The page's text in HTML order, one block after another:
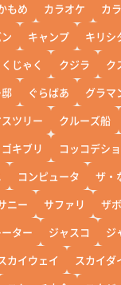
もめ カラオケ カ
キャンプ キリシ
くじゃく クジラ ク
ぐらばあ グラマ
ツリー クルーズ船
ゴキブリ コッコデショ
コンピュータ ザ・
ニー サファリ ザ
ター ジャスコ ジ
カイウェイ スカイダ